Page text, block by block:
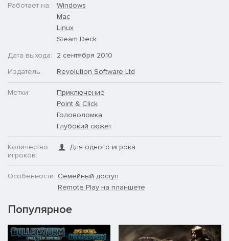
Работает на:
Windows
Mac
Linux
Steam Deck
Дата выхода:
2 сентября 2010
Издатель:
Revolution Software Ltd
Метки:
Приключение
Point & Click
Головоломка
Глубокий сюжет
Количество
игроков:
Для одного игрока
Особенности: Семейный доступ
Remote Play на планшете
Популярное